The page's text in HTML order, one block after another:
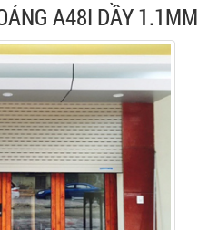
A48I DẦY 1.1MM